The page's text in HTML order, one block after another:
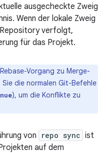
ausgecheckte Zweig
Wenn der lokale Zweig
verfolgt,
für das Projekt.
Vorgang zu Merge-
die normalen Git-Befehle
), um die Konflikte zu
von repo sync ist
auf dem